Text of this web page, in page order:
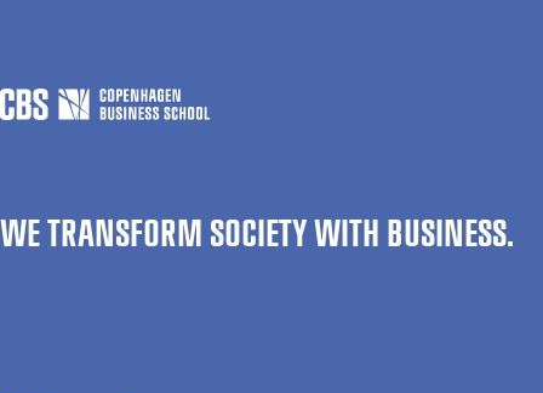
WE TRANSFORM SOCIETY WITH BUSINESS.